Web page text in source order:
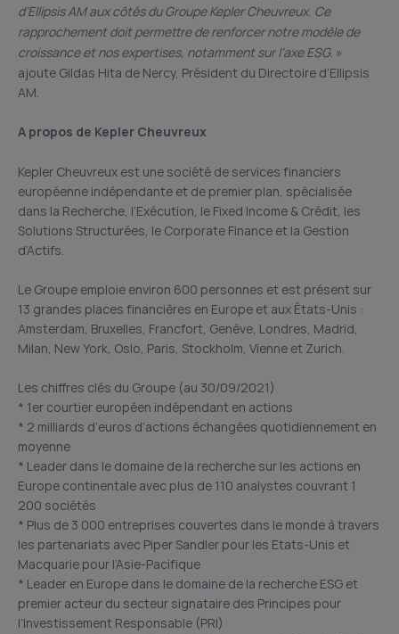
d’Ellipsis AM aux côtés du Groupe Kepler Cheuvreux. Ce
rapprochement doit permettre de renforcer notre modèle de
croissance et nos expertises, notamment sur l’axe ESG. »
ajoute Gildas Hita de Nercy, Président du Directoire d’Ellipsis
AM.
A propos de Kepler Cheuvreux
Kepler Cheuvreux est une société de services financiers
européenne indépendante et de premier plan, spécialisée
dans la Recherche, l’Exécution, le Fixed Income & Crédit, les
Solutions Structurées, le Corporate Finance et la Gestion
d’Actifs.
Le Groupe emploie environ 600 personnes et est présent sur
13 grandes places financières en Europe et aux États-Unis :
Amsterdam, Bruxelles, Francfort, Genève, Londres, Madrid,
Milan, New York, Oslo, Paris, Stockholm, Vienne et Zurich.
Les chiffres clés du Groupe (au 30/09/2021)
* 1er courtier européen indépendant en actions
* 2 milliards d’euros d’actions échangées quotidiennement en
moyenne
* Leader dans le domaine de la recherche sur les actions en
Europe continentale avec plus de 110 analystes couvrant 1
200 sociétés
* Plus de 3 000 entreprises couvertes dans le monde à travers
les partenariats avec Piper Sandler pour les Etats-Unis et
Macquarie pour l’Asie-Pacifique
* Leader en Europe dans le domaine de la recherche ESG et
premier acteur du secteur signataire des Principes pour
l’Investissement Responsable (PRI)